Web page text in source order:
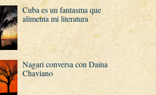
Cuba es un fantasma que
alimenta mi literatura
Nagari conversa con Daí­na
Chaviano